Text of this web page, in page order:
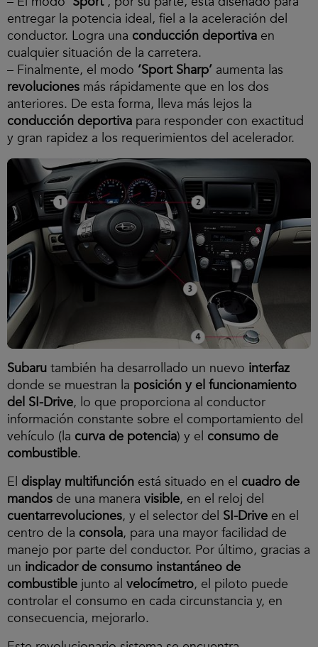
entregar la potencia ideal, fiel a la aceleración del
conductor. Logra una conducción deportiva en
cualquier situación de la carretera.
– Finalmente, el modo ‘Sport Sharp’ aumenta las
revoluciones más rápidamente que en los dos
anteriores. De esta forma, lleva más lejos la
conducción deportiva para responder con exactitud
y gran rapidez a los requerimientos del acelerador.
Subaru también ha desarrollado un nuevo interfaz
donde se muestran la posición y el funcionamiento
del SI-Drive, lo que proporciona al conductor
información constante sobre el comportamiento del
vehículo (la curva de potencia) y el consumo de
combustible.
El display multifunción está situado en el cuadro de
mandos de una manera visible, en el reloj del
cuentarrevoluciones, y el selector del SI-Drive en el
centro de la consola, para una mayor facilidad de
manejo por parte del conductor. Por último, gracias a
un indicador de consumo instantáneo de
combustible junto al velocímetro, el piloto puede
controlar el consumo en cada circunstancia y, en
consecuencia, mejorarlo.